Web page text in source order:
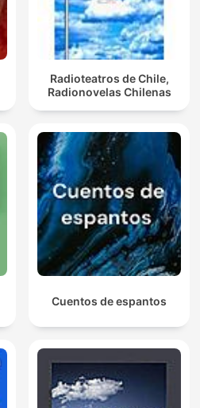
Radioteatros de Chile,
Radionovelas Chilenas
Cuentos de espantos